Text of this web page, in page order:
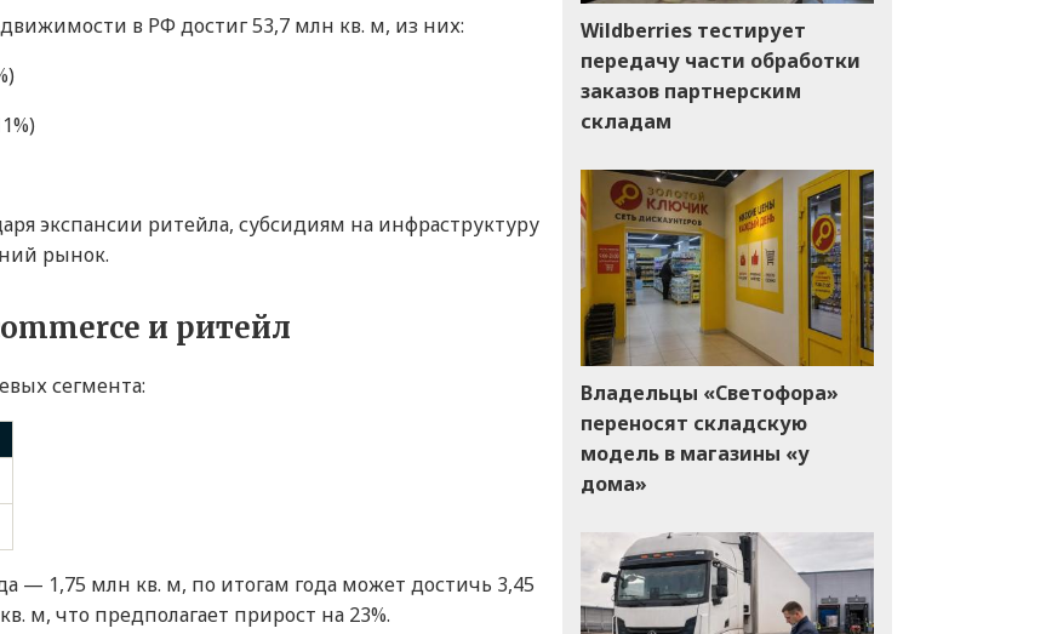
в РФ достиг 53,7 млн кв. м, из них:
экспансии ритейла, субсидиям на инфраструктуру
рынок.
и ритейл
сегмента:
— 1,75 млн кв. м, по итогам года может достичь 3,45
м, что предполагает прирост на 23%.
Wildberries тестирует
передачу части обработки
заказов партнерским
складам
Владельцы «Светофора»
переносят складскую
модель в магазины «у
дома»